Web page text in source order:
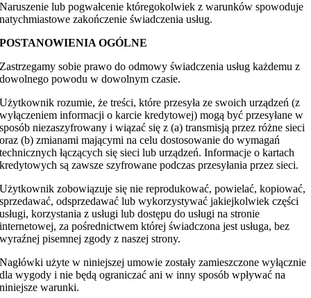
Naruszenie lub pogwałcenie któregokolwiek z warunków spowoduje
natychmiastowe zakończenie świadczenia usług.
POSTANOWIENIA OGÓLNE
Zastrzegamy sobie prawo do odmowy świadczenia usług każdemu z
dowolnego powodu w dowolnym czasie.
Użytkownik rozumie, że treści, które przesyła ze swoich urządzeń (z
wyłączeniem informacji o karcie kredytowej) mogą być przesyłane w
sposób niezaszyfrowany i wiązać się z (a) transmisją przez różne sieci
oraz (b) zmianami mającymi na celu dostosowanie do wymagań
technicznych łączących się sieci lub urządzeń. Informacje o kartach
kredytowych są zawsze szyfrowane podczas przesyłania przez sieci.
Użytkownik zobowiązuje się nie reprodukować, powielać, kopiować,
sprzedawać, odsprzedawać lub wykorzystywać jakiejkolwiek części
usługi, korzystania z usługi lub dostępu do usługi na stronie
internetowej, za pośrednictwem której świadczona jest usługa, bez
wyraźnej pisemnej zgody z naszej strony.
Nagłówki użyte w niniejszej umowie zostały zamieszczone wyłącznie
dla wygody i nie będą ograniczać ani w inny sposób wpływać na
niniejsze warunki.